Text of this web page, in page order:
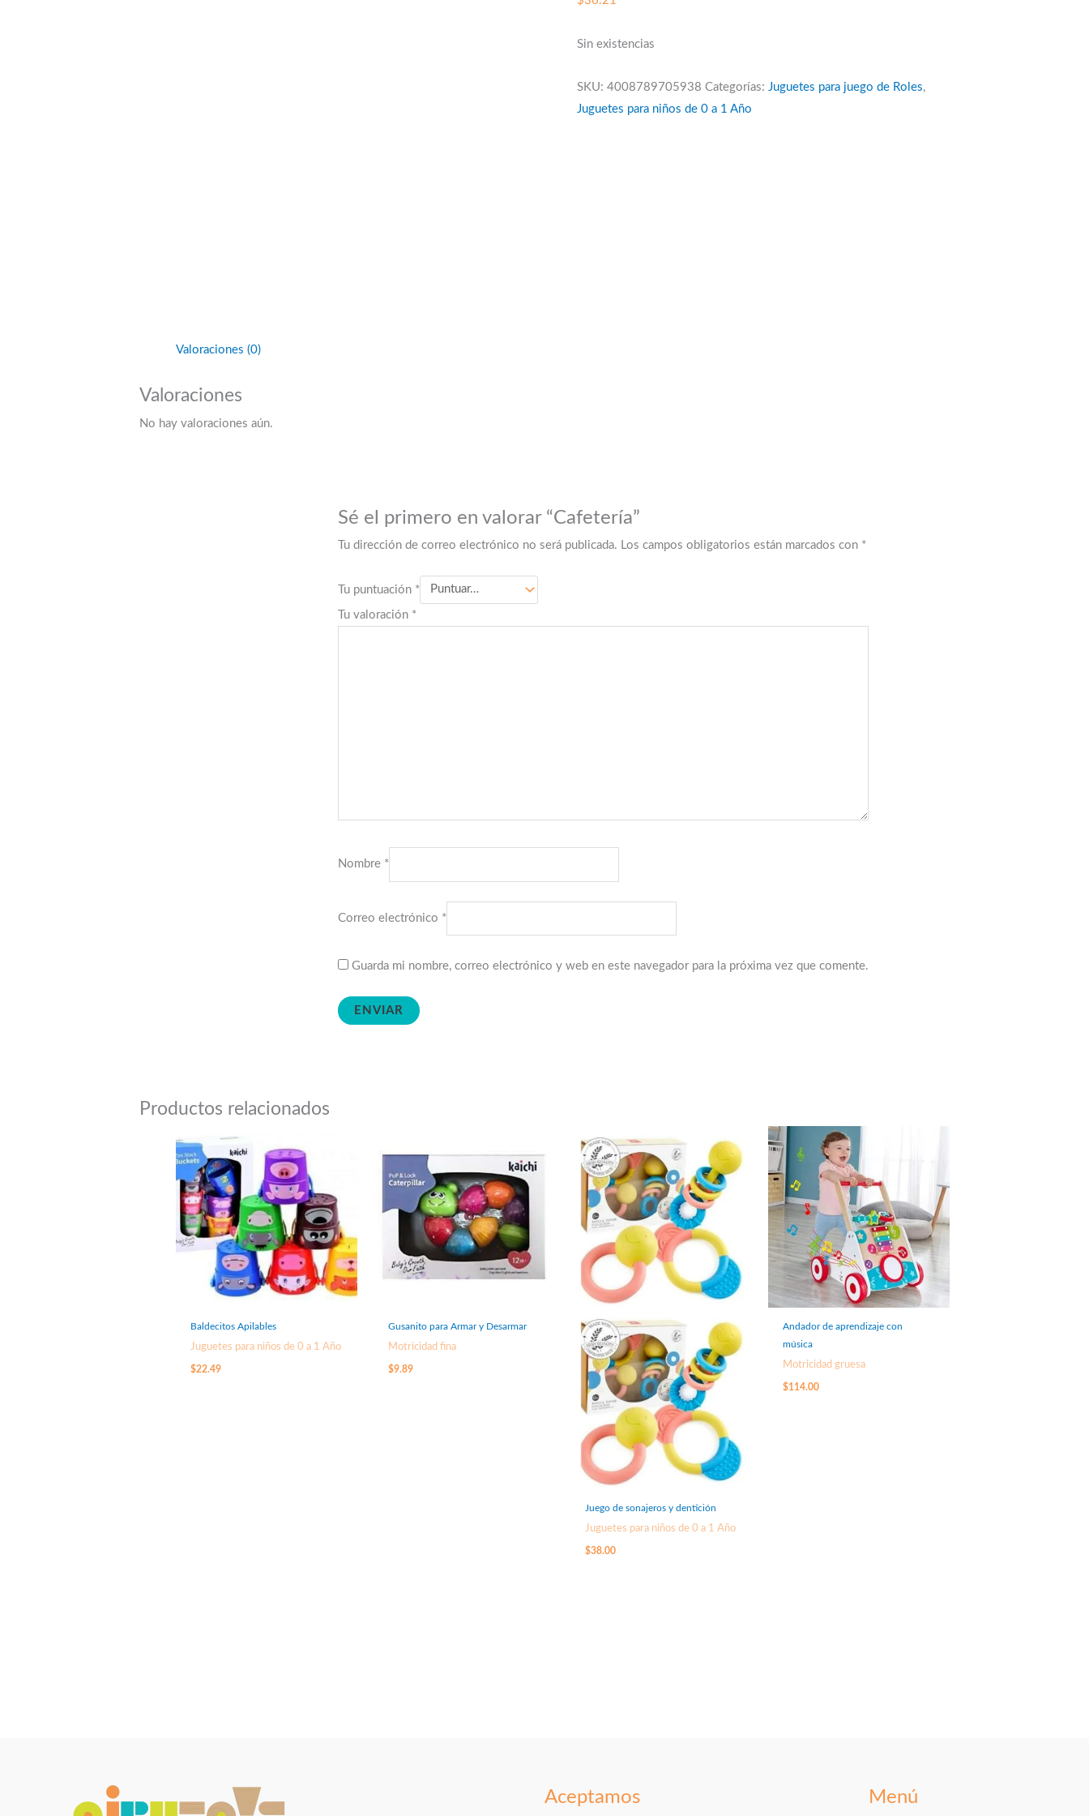
Sin existencias
SKU: 4008789705938 Categorías: Juguetes para juego de Roles,
Juguetes para niños de 0 a 1 Año
Valoraciones (0)
Valoraciones
No hay valoraciones aún.
Sé el primero en valorar “Cafetería”
Tu dirección de correo electrónico no será publicada. Los campos obligatorios están marcados con *
Tu puntuación *
Tu valoración *
Nombre *
Correo electrónico *
Guarda mi nombre, correo electrónico y web en este navegador para la próxima vez que comente.
Productos relacionados
Baldecitos Apilables
Juguetes para niños de 0 a 1 Año
$22.49
Gusanito para Armar y Desarmar
Motricidad fina
$9.89
Juego de sonajeros y dentición
Juguetes para niños de 0 a 1 Año
$38.00
Andador de aprendizaje con
música
Motricidad gruesa
$114.00
Aceptamos Menú